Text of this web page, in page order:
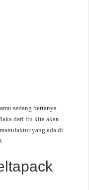
sedang bertanya
dari itu kita akan
yang ada di